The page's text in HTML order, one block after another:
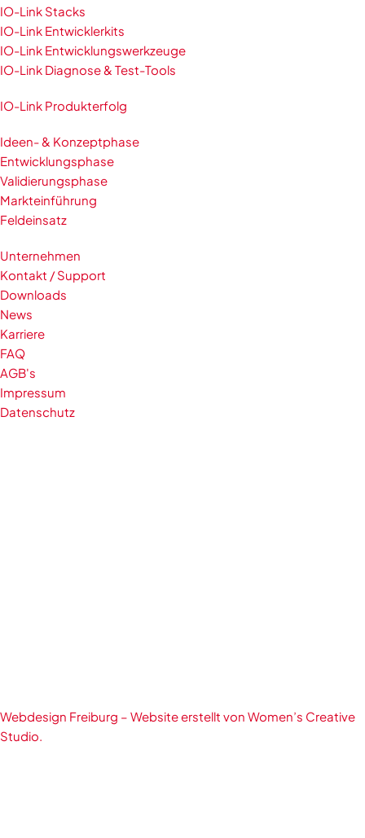
IO-Link Stacks
IO-Link Entwicklerkits
IO-Link Entwicklungswerkzeuge
IO-Link Diagnose & Test-Tools
IO-Link Produkterfolg
Ideen- & Konzeptphase
Entwicklungsphase
Validierungsphase
Markteinführung
Feldeinsatz
Unternehmen
Kontakt / Support
Downloads
News
Karriere
FAQ
AGB's
Impressum
Datenschutz
Webdesign Freiburg – Website erstellt von Women’s Creative
Studio.